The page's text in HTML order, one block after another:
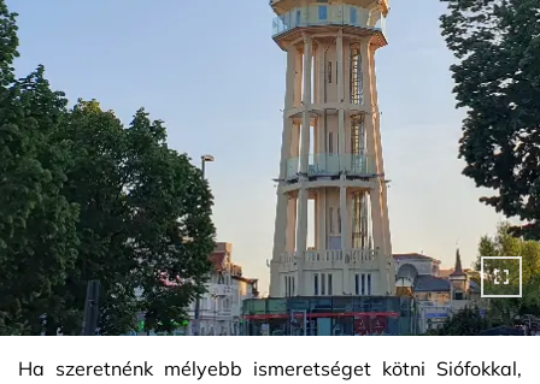
Ha szeretnénk mélyebb ismeretséget kötni Siófokkal,